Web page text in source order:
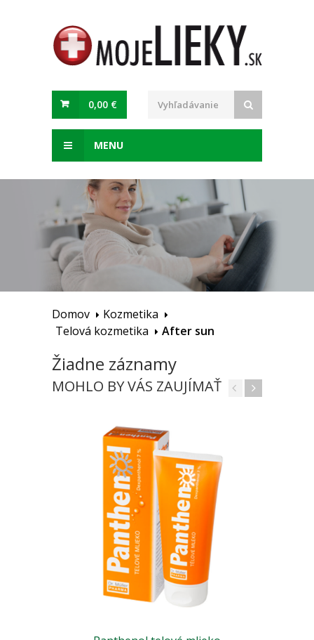
0,00 €
MENU
Domov
Kozmetika
Telová kozmetika
After sun
Žiadne záznamy
MOHLO BY VÁS ZAUJÍMAŤ